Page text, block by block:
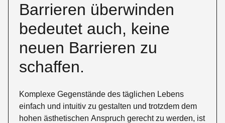
Barrieren überwinden
bedeutet auch, keine
neuen Barrieren zu
schaffen.
Komplexe Gegenstände des täglichen Lebens
einfach und intuitiv zu gestalten und trotzdem dem
hohen ästhetischen Anspruch gerecht zu werden, ist